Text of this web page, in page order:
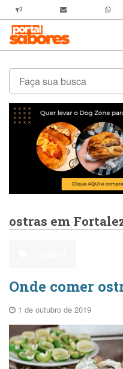
ostras em
Onde comer
1 de outubro de 2019